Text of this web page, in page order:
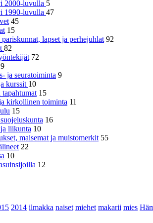
2000-luvulla 5
1990-luvulla 47
45
15
pariskunnat, lapset ja perhejuhlat 92
82
72
ja seuratoiminta 9
kurssit 10
tapahtumat 15
kirkollinen toiminta 11
15
16
liikunta 10
maisemat ja muistomerkit 55
22
10
12
2014 ilmakka naiset miehet makarii mies